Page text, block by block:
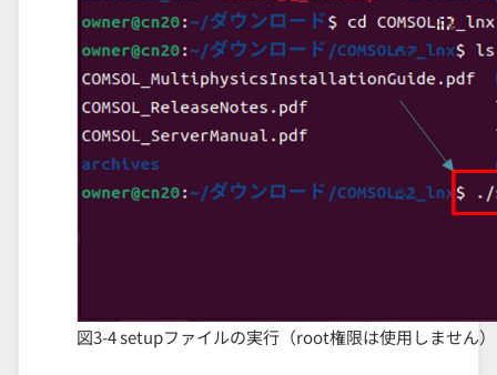
図3-4 setupファイルの実行（root権限は使用しません）